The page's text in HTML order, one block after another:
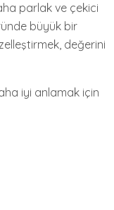
parlak ve çekici
büyük bir
değerini
iyi anlamak için